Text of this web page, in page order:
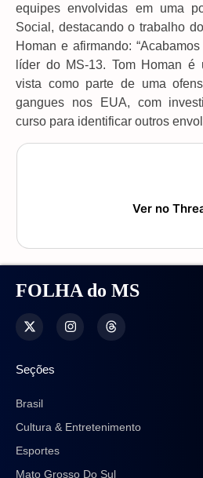
equipes envolvidas em uma
Social, destacando o trabalho
Homan e afirmando:
líder do MS-13. Tom Homan é
vista como parte de uma
gangues nos EUA, com
curso para identificar outros
Ver no
FOLHA do MS
Seções
Brasil
Cultura & Entretenimento
Esportes
Mato Grosso Do Sul